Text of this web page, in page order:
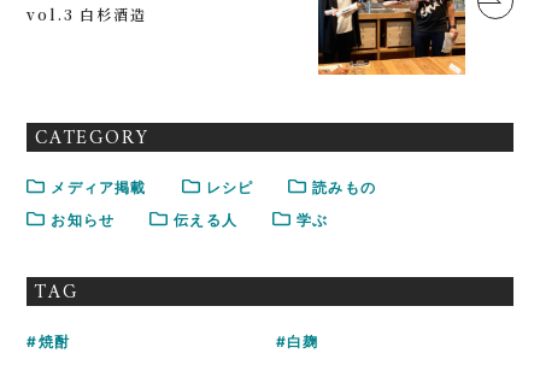
vol.3 白杉酒造
CATEGORY
メディア掲載 レシピ
読みもの
お知らせ
伝える人 学ぶ
TAG
焼酎
白麹